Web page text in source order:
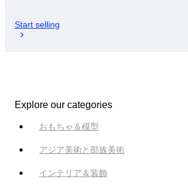
Start selling
Explore our categories
おもちゃ＆模型
アジア美術と部族美術
インテリア＆装飾